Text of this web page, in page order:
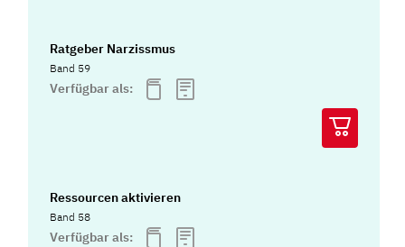
Ratgeber Narzissmus
Band 59
Verfügbar als:
Ressourcen aktivieren
Band 58
Verfügbar als: